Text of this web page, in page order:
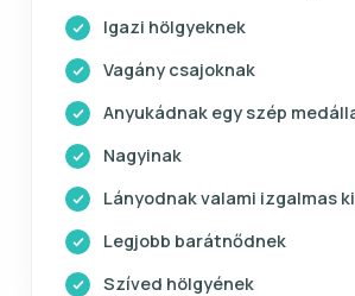
Igazi hölgyeknek
Vagány csajoknak
Anyukádnak egy szép
Nagyinak
Lányodnak valami izgalmas
Legjobb barátnődnek
Szíved hölgyének